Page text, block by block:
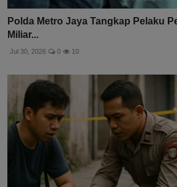
Polda Metro Jaya Tangkap Pelaku
Miliar...
Jul 30, 2026 0 10